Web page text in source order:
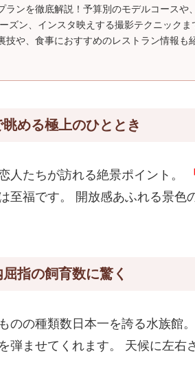
ランを徹底解説！予算別のモデルコースや
ズン、インスタ映えする撮影テクニックま
技や、食事におすすめのレストラン情報も
める極上のひととき
人たちが訪れる絶景ポイント。
至福です。 開放感あふれる景色
指の飼育数に驚く
のの種類数日本一を誇る水族館。
弾ませてくれます。 天候に左右